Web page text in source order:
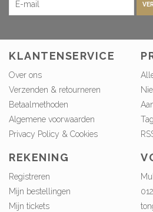
KLANTENSERVICE
Over ons
Verzenden & retourneren
Betaalmethoden
Algemene voorwaarden
Privacy Policy & Cookies
REKENING
Registreren
Mijn bestellingen
Mijn tickets